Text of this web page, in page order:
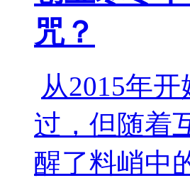
咒？
从2015年
过，但随着
醒了料峭中